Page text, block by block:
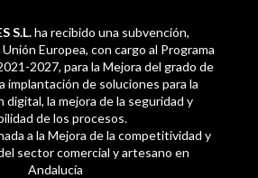
S.L.ha recibido una subvención,
Europea, con cargo al Programa
2027, para la Mejora del grado de
implantación de soluciones para la
digital, la mejora de la seguridad y
de los procesos.
a la Mejora de la competitividad y
sector comercial y artesano en
Andalucía